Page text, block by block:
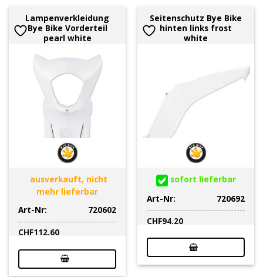
Lampenverkleidung
Bye Bike Vorderteil
pearl white
ausverkauft, nicht
mehr lieferbar
Art-Nr:
720602
CHF112.60
Seitenschutz Bye Bike
hinten links frost
white
sofort lieferbar
Art-Nr:
720692
CHF94.20